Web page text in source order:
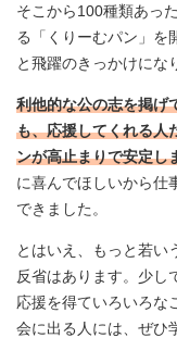
そこから100種類あっ
る「くりーむパン」を
と飛躍のきっかけにな
利他的な公の志を掲げ
も、応援してくれる人
ンが高止まりで安定し
に喜んでほしいから仕
できました。
とはいえ、もっと若い
反省はあります。少し
応援を得ていろいろな
会に出る人には、ぜひ